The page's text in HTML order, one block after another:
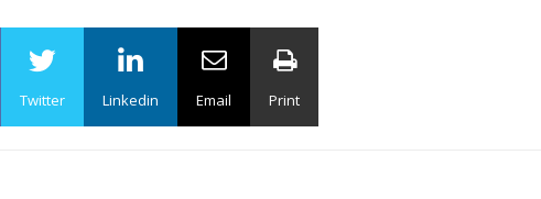
Twitter Linkedin Email Print